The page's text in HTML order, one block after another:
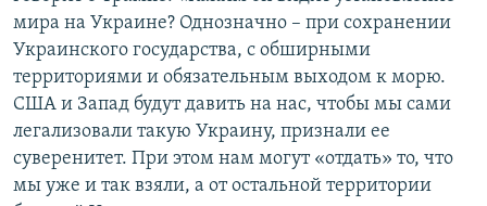
мира на Украине? Однозначно – при сохранении
Украинского государства, с обширными
территориями и обязательным выходом к морю.
США и Запад будут давить на нас, чтобы мы сами
легализовали такую Украину, признали ее
суверенитет. При этом нам могут «отдать» то, что
мы уже и так взяли, а от остальной территории